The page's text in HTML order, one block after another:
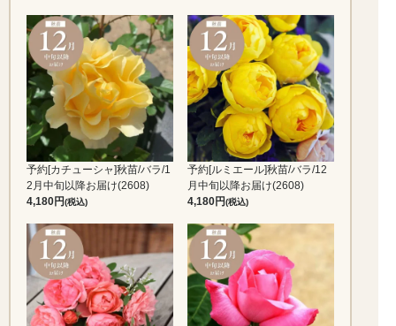
予約[カチューシャ]秋苗/バラ/1
2月中旬以降お届け(2608)
4,180
(税込)
予約[ルミエール]秋苗/バラ/12
月中旬以降お届け(2608)
4,180
(税込)